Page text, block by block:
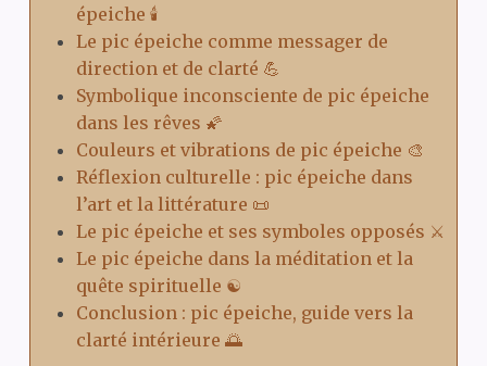
épeiche 🕯️
Le pic épeiche comme messager de
direction et de clarté 💪
Symbolique inconsciente de pic épeiche
dans les rêves 🌠
Couleurs et vibrations de pic épeiche 🎨
Réflexion culturelle : pic épeiche dans
l’art et la littérature 📜
Le pic épeiche et ses symboles opposés ⚔️
Le pic épeiche dans la méditation et la
quête spirituelle ☯️
Conclusion : pic épeiche, guide vers la
clarté intérieure 🌅